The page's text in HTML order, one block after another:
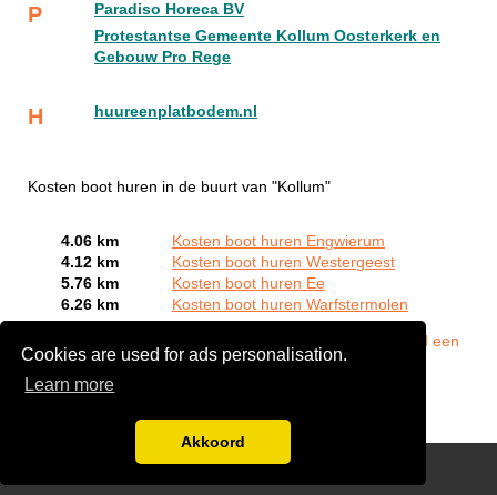
Cookies are used for ads personalisation.
Learn more
Akkoord
P
Paradiso Horeca BV
Protestantse Gemeente Kollum Oosterkerk en
Gebouw Pro Rege
H huureenplatbodem.nl
Kosten boot huren in de buurt van "Kollum"
4.06 km
Kosten boot huren Engwierum
4.12 km
Kosten boot huren Westergeest
5.76 km
Kosten boot huren Ee
6.26 km
Kosten boot huren Warfstermolen
Meld een
bedrijf gratis aan